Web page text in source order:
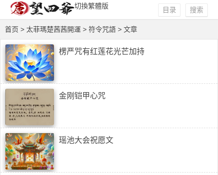
切換繁體版 搜索
目录
首页 > 太菲瑪楚茜茜開運 > 符令咒語 > 文章
楞严咒有红莲花光芒加持
金刚铠甲心咒
瑶池大会祝愿文